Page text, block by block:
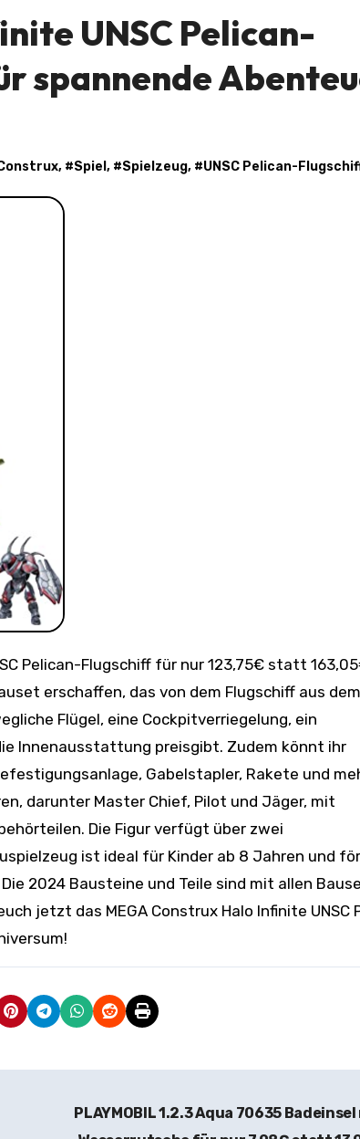
UNSC Pelican-
spannende
, #Spiel , #Spielzeug, #UNSC Pelican-
erschaffen, das von dem Flugschiff aus dem
Flügel, eine Cockpitverriegelung, ein
Innenausstattung preisgibt. Zudem könnt ihr
Gabelstapler, Rakete und
darunter Master Chief, Pilot und Jäger, mit
Die Figur verfügt über zwei
ist ideal für Kinder ab 8 Jahren und
2024 Bausteine und Teile sind mit allen
jetzt das MEGA Construx Halo Infinite UNSC
PLAYMOBIL 1.2.3 Aqua 70635